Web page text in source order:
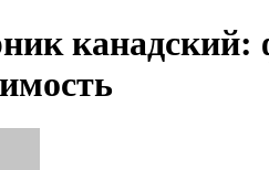
канадский: